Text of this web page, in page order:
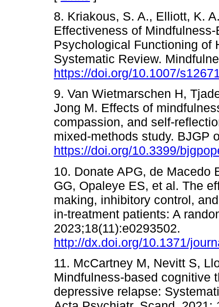
8. Kriakous, S. A., Elliott, K.
Effectiveness of
Psychological Functioning of
Systematic Review.
https://doi.org/10.1007/
9. Van Wietmarschen H,
Jong M. Effects of
compassion, and self-
mixed-methods study. BJGP
https://doi.org/10.3399/
10. Donate APG, de Macedo
GG, Opaleye ES, et al. The
making, inhibitory control,
in-treatment patients: A
2023;18(11):e0293502.
http://dx.doi.org/10.1371/
11. McCartney M, Nevitt S,
Mindfulness-based cognitive
depressive relapse: